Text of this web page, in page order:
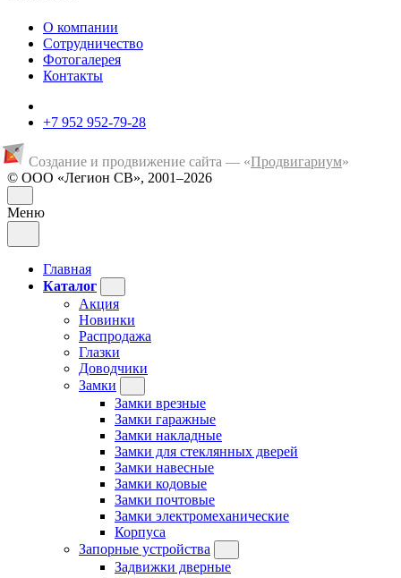
О компании
Сотрудничество
Фотогалерея
Контакты
+7 952 952-79-28
Создание и продвижение сайта — «Продвигариум»
© ООО «Легион СВ», 2001–2026
Меню
Главная
Каталог
Акция
Новинки
Распродажа
Глазки
Доводчики
Замки
Замки врезные
Замки гаражные
Замки накладные
Замки для стеклянных дверей
Замки навесные
Замки кодовые
Замки почтовые
Замки электромеханические
Корпуса
Запорные устройства
Задвижки дверные